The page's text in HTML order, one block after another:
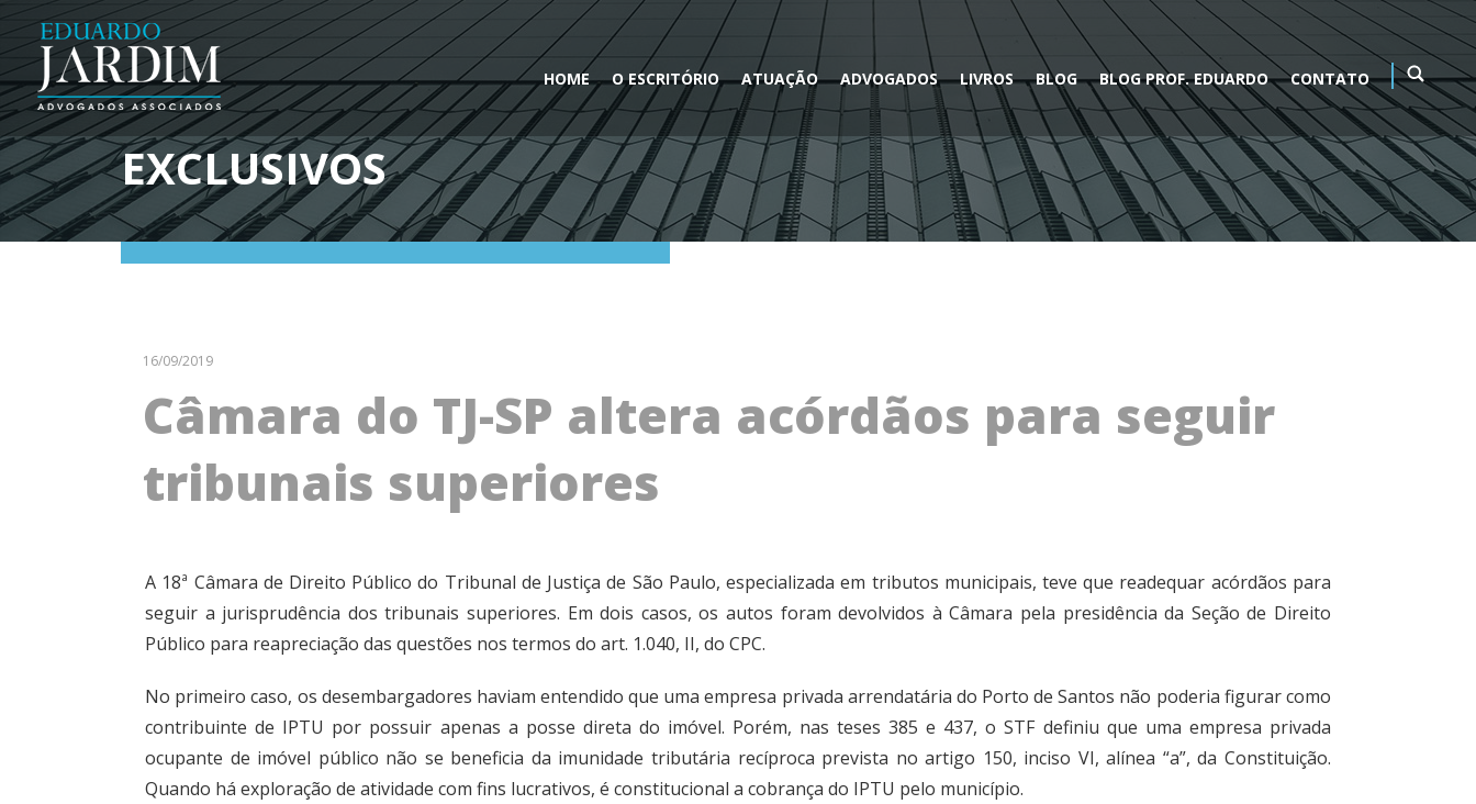
HOME O ESCRITÓRIO ATUAÇÃO ADVOGADOS LIVROS BLOG BLOG PROF. EDUARDO CONTATO
EXCLUSIVOS
16/09/2019
Câmara do TJ-SP altera acórdãos para seguir
tribunais superiores
A 18ª Câmara de Direito Público do Tribunal de Justiça de São Paulo, especializada em tributos municipais, teve que readequar acórdãos para
seguir a jurisprudência dos tribunais superiores. Em dois casos, os autos foram devolvidos à Câmara pela presidência da Seção de Direito
Público para reapreciação das questões nos termos do art. 1.040, II, do CPC.
No primeiro caso, os desembargadores haviam entendido que uma empresa privada arrendatária do Porto de Santos não poderia figurar como
contribuinte de IPTU por possuir apenas a posse direta do imóvel. Porém, nas teses 385 e 437, o STF definiu que uma empresa privada
ocupante de imóvel público não se beneficia da imunidade tributária recíproca prevista no artigo 150, inciso VI, alínea “a”, da Constituição.
Quando há exploração de atividade com fins lucrativos, é constitucional a cobrança do IPTU pelo município.